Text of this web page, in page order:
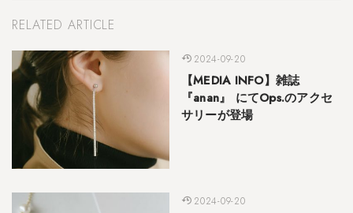
RELATED ARTICLE
2024-09-20
【MEDIA INFO】雑誌
『anan』 にてOps.のアクセ
サリーが登場
2024-09-20